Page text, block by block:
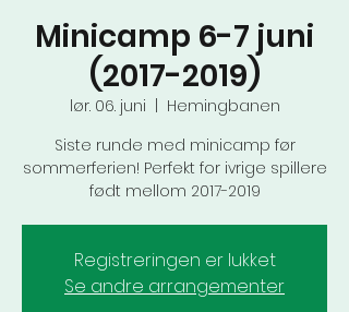
Minicamp 6-7 juni
(2017-2019)
lør. 06. juni
Hemingbanen
Siste runde med minicamp før
sommerferien! Perfekt for ivrige spillere
født mellom 2017-2019
Registreringen er lukket
Se andre arrangementer